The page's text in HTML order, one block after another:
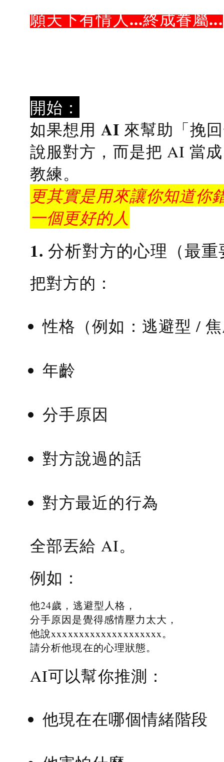
願天下有情人...終成眷屬...
開始：
如果想用 AI 來幫助「挽
說服對方，而是把 AI 當
教練。
更其實是用來讓你知道你
一個更好的人
1. 分析對方的心理（最
把對方的：
性格（例如：逃避型 /
年齡
分手原因
對方說過的話
對方最近的行為
全部丟給 AI。
例如：
他24歲，逃避型人格，
分手原因是覺得感情壓力太大，
他說xxxxxxxxxxxxxxxxxxxx。
請分析他現在的心理狀態。
AI可以幫你推測：
他現在在哪個情緒階段